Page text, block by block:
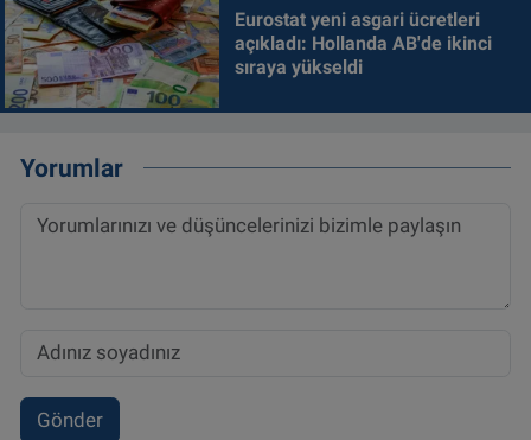
Eurostat yeni asgari ücretleri
açıkladı: Hollanda AB'de ikinci
sıraya yükseldi
Yorumlar
Gönder